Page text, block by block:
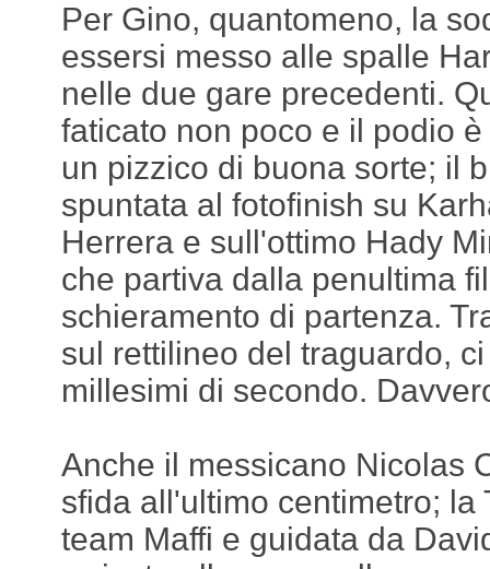
Per Gino, quantomeno, la
essersi messo alle spalle
nelle due gare precedenti.
faticato non poco e il podio
un pizzico di buona sorte; il
spuntata al fotofinish su
Herrera e sull'ottimo Hady
che partiva dalla penultima
schieramento di partenza.
sul rettilineo del traguardo,
millesimi di secondo.
Anche il messicano Nicolas
sfida all'ultimo centimetro; la
team Maffi e guidata da